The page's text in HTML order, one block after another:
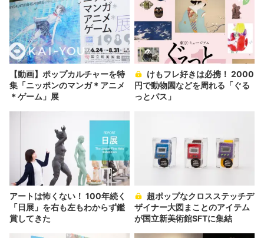
【動画】ポップカルチャーを特
集「ニッポンのマンガ＊アニメ
＊ゲーム」展
円で動物園などを周れる「ぐる
っとパス」
アートは怖くない！ 100年続く
「日展」を右も左もわからず鑑
賞してきた
ザイナー大図まことのアイテム
が国立新美術館SFTに集結